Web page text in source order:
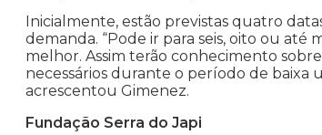
Inicialmente, estão previstas quatro
demanda. “Pode ir para seis, oito ou até
melhor. Assim terão conhecimento
necessários durante o período de baixa
acrescentou Gimenez.
Fundação Serra do Japi